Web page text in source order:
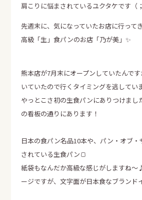
スタッフブログ
お問い合わせ
自動換気システム 進化
電話でのお問い合せはこ
定休日 日曜・水曜・祝日
肩こりに悩まされているユクタケです（；
先週末に、気になっていたお店に行って
高級「生」食パンのお店「乃が美」✨
熊本店が7月末にオープンしていたんで
いていたので行くタイミングを逃して
やっとこさ初の生食パンにありつけま
の看板の通りにあります！
日本の食パン名品10本や、パン・オブ
されている生食パン🍞
紙袋もなんだか高級な感じがしますね
ージですが、文字面が日本食なブランド